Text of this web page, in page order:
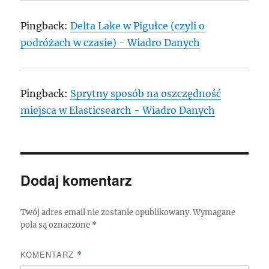
Pingback:Delta Lake w Pigułce (czyli o
podróżach w czasie) - Wiadro Danych
Pingback: Sprytny sposób na oszczędność
miejsca w Elasticsearch - Wiadro Danych
Dodaj komentarz
Twój adres email nie zostanie opublikowany. Wymagane
pola są oznaczone *
KOMENTARZ *